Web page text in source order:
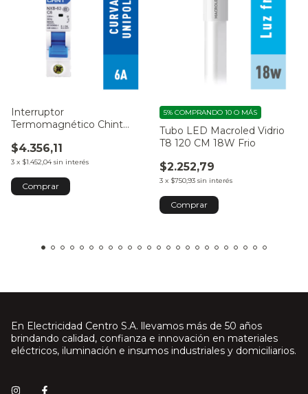
Interruptor
Termomagnético Chint
$4.356,11
3 x $1.452,04 sin interés
Tubo LED Macroled Vidrio
T8 120 CM 18W Frio
$2.252,79
3 x $750,93 sin interés
5% COMPRANDO 10 O MÁS
En Electricidad Centro S.A. llevamos más de 50 años
brindando calidad, confianza e innovación en materiales
eléctricos, iluminación e insumos industriales y domiciliarios.